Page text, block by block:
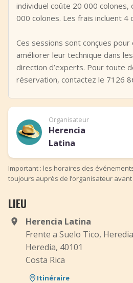
individuel coûte 20 000 colones,
000 colones. Les frais incluent 4
Ces sessions sont conçues
améliorer leur technique dans
direction d’experts. Pour toute
réservation, contactez le 7126
Organisateur
Herencia
Latina
Important : les horaires des
toujours auprès de l’organisateur
LIEU
Herencia Latina
Frente a Suelo Tico, Heredia
Heredia, 40101
Costa Rica
Itinéraire